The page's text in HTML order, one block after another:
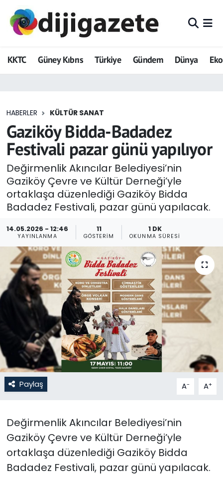
KKTC Güney Kıbrıs Türkiye Gündem Dünya
HABERLER KÜLTÜR SANAT
Gaziköy Bidda-Badadez
Festivali pazar günü yapılıyor
Değirmenlik Akıncılar Belediyesi’nin
Gaziköy Çevre ve Kültür Derneği’yle
ortaklaşa düzenlediği Gaziköy Bidda
Badadez Festivali, pazar günü yapılacak.
14.05.2026 - 12:46
YAYINLANMA
11
GÖSTERIM
1 DK
OKUNMA SÜRESI
Paylaş A- A+
Değirmenlik Akıncılar Belediyesi’nin
Gaziköy Çevre ve Kültür Derneği’yle
ortaklaşa düzenlediği Gaziköy Bidda
Badadez Festivali, pazar günü yapılacak.
ADVERTORIAL
Dijigazete
Eğitim
Ekonomi
Foto Galeri
GEZİ
Gündem
KKTC
KKTC YEREL SEÇİM 2018
Kültür Sanat
Magazin
Moda
Nöbetçi Eczaneler
Otomobil Dünyası
Politika
SAĞLIK
Hava Durumu
Trafik Durumu
Tüm Manşetler
Son Dakika Haberleri
Haber Arşivi